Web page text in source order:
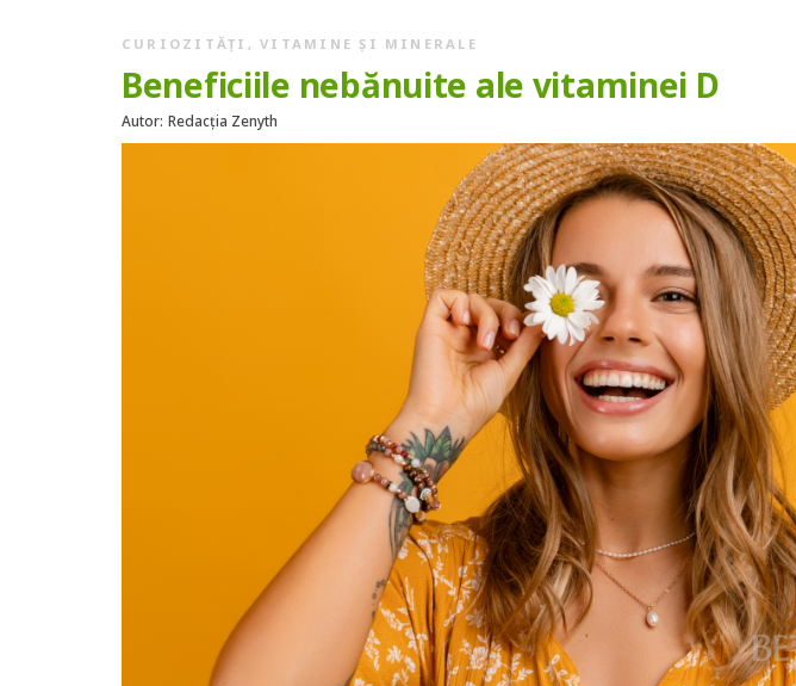
CURIOZITĂȚI ,VITAMINE ȘI MINERALE
Beneficiile nebănuite ale vitaminei D
Autor: Redacția Zenyth